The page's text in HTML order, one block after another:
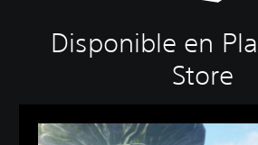
Disponible en
Store